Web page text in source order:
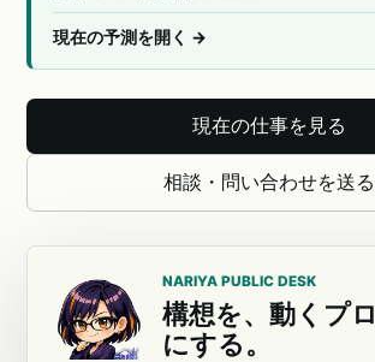
現在の予測を開く →
現在の仕事を見る
相談・問い合わせを送る
NARIYA PUBLIC DESK
構想を、動くプ
にする。